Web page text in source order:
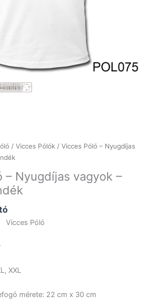
/ Vicces Pólók / Vicces Póló – Nyugdíjas
– Nyugdíjas vagyok –
Vicces Póló
XXL
mérete: 22 cm x 30 cm